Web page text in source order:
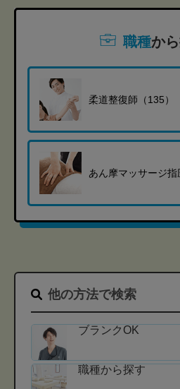
職種か
柔道整復師（135）
あん摩マッサージ指
他の方法で検索
ブランクOK
職種から探す